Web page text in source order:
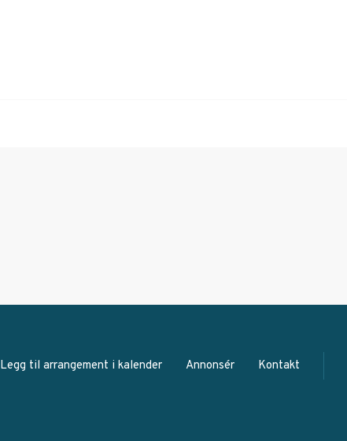
Legg til arrangement i kalender Annonsér Kontakt